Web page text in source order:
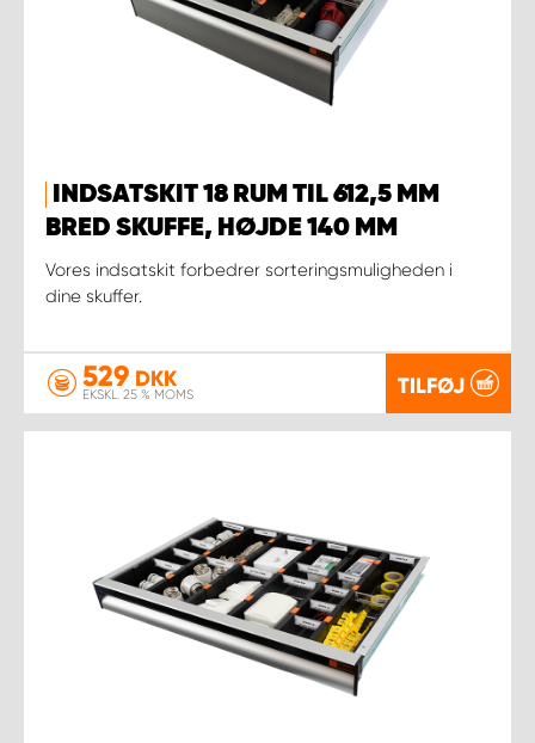
INDSATSKIT 18 RUM TIL 612,5 MM
BRED SKUFFE, HØJDE 140 MM
Vores indsatskit forbedrer sorteringsmuligheden i
dine skuffer.
529 DKK
EKSKL. 25 % MOMS TILFØJ